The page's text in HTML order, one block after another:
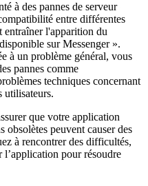
à des pannes de serveur
entre différentes
entraîner l'apparition du
sur Messenger ».
à un problème général, vous
pannes comme
techniques concernant
utilisateurs.
que votre application
obsolètes peuvent causer des
à rencontrer des difficultés,
l’application pour résoudre